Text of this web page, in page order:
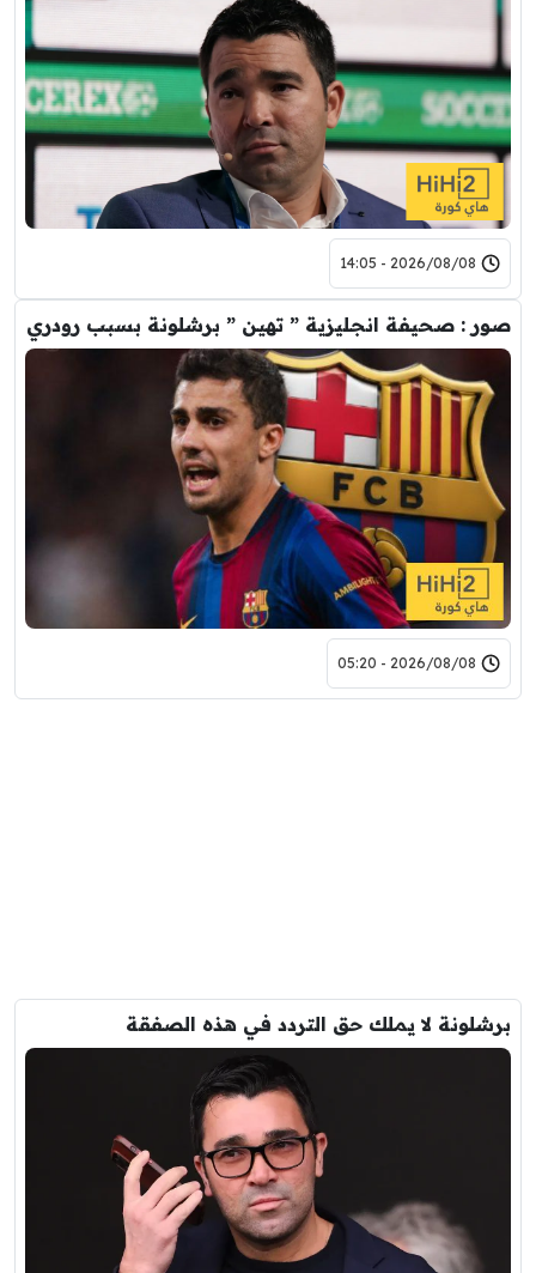
2026/08/08 - 14:05
صور : صحيفة انجليزية ” تهين ” برشلونة بسبب رودري
2026/08/08 - 05:20
برشلونة لا يملك حق التردد في هذه الصفقة